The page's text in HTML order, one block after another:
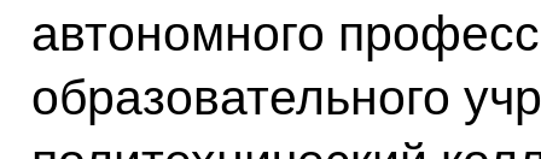
автономного
образовательного